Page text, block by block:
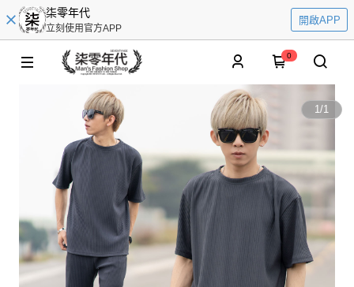
柒零年代
立刻使用官方APP
開啟APP
0
1/1